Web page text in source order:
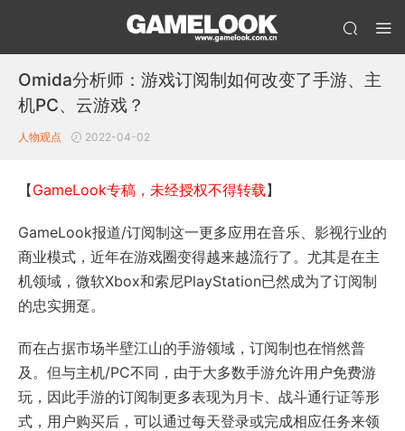
Omida分析师：游戏订阅制如何改变了手游、主
机PC、云游戏？
人物观点 2022-04-02
【GameLook专稿，未经授权不得转载】
GameLook报道/订阅制这一更多应用在音乐、影视行业的
商业模式，近年在游戏圈变得越来越流行了。尤其是在主
机领域，微软Xbox和索尼PlayStation已然成为了订阅制
的忠实拥趸。
而在占据市场半壁江山的手游领域，订阅制也在悄然普
及。但与主机/PC不同，由于大多数手游允许用户免费游
玩，因此手游的订阅制更多表现为月卡、战斗通行证等形
式，用户购买后，可以通过每天登录或完成相应任务来领